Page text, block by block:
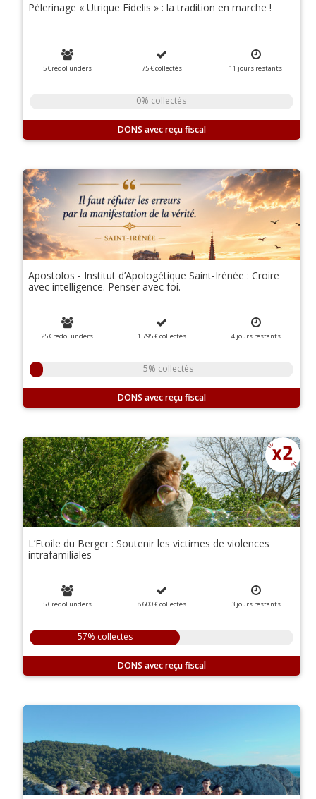
Pèlerinage « Utrique Fidelis » : la tradition en marche !
5 CredoFunders 75 €collectés 11 jours restants
0% collectés
DONS
Apostolos - Institut d’Apologétique Saint-Irénée : Croire
avec intelligence. Penser avec foi.
25 CredoFunders 1 795 €collectés 4joursrestants
5% collectés
DONS
L’Etoile du Berger : Soutenir les victimes de violences
intrafamiliales
5 CredoFunders 8 600 €collectés 3joursrestants
57% collectés
DONS